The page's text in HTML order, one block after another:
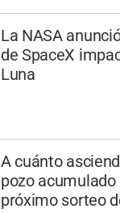
La NASA
de SpaceX
Luna
A cuánto
pozo acumulado
próximo sorteo